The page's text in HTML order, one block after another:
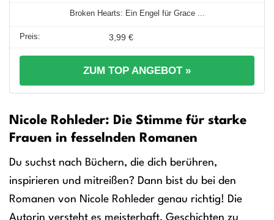
Broken Hearts: Ein Engel für Grace ...
3,99 €
ZUM TOP ANGEBOT »
Nicole Rohleder: Die Stimme für starke
Frauen in fesselnden Romanen
Du suchst nach Büchern, die dich berühren,
inspirieren und mitreißen? Dann bist du bei den
Romanen von Nicole Rohleder genau richtig! Die